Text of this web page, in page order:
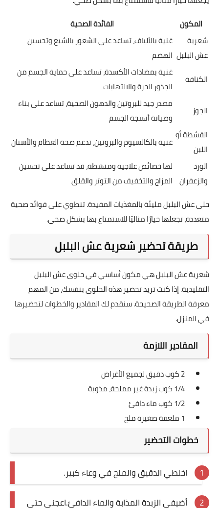
المكون
الفائدة الصحية
شعرية
عش البلبل
غنية بالألياف، تساعد على الشعور بالشبع وتحسين
الهضم
الكنافة
غنية بمضادات الأكسدة، تساعد على حماية الجسم من
الجذور الحرة والالتهابات
الجوز
مصدر جيد للبروتين والدهون الصحية، تساعد على بناء
وصيانة أنسجة الجسم
القشطة أو
اللبن
غنية بالكالسيوم والبروتين، تدعم صحة العظام والأسنان
الورد
والزعفران
لها خصائص علاجية ومنشطة، قد تساعد على تحسين
المزاج والتخفيف من التوتر والقلق
حلى عش البلبل مليئة بالمغذيات المفيدة. تنطوي على فوائد صحية
متعددة، تجعلها خيارًا مثاليًا للاستمتاع بها بشكل صحي.
طريقة تحضير شعرية عش البلبل
شعرية عش البلبل هي مكون أساسي في حلوى عش البلبل
التقليدية. إذا كنت تريد تحضير هذه الحلوى بنفسك، من المهم
معرفة الطريقة الصحيحة. سنقدم لك المقادير والخطوات لتحضيرها
في المنزل.
المقادير اللازمة
2 كوب دقيق لجميع الأغراض
1/4 كوب زبدة غير مملحة، مذوبة
1/2 كوب ماء دافئ
1 ملعقة صغيرة ملح
خطوات التحضير
اخلطي الدقيق والملح في وعاء كبير.
أضيفي الزبدة المذابة والماء الدافئ.اعجني حتى